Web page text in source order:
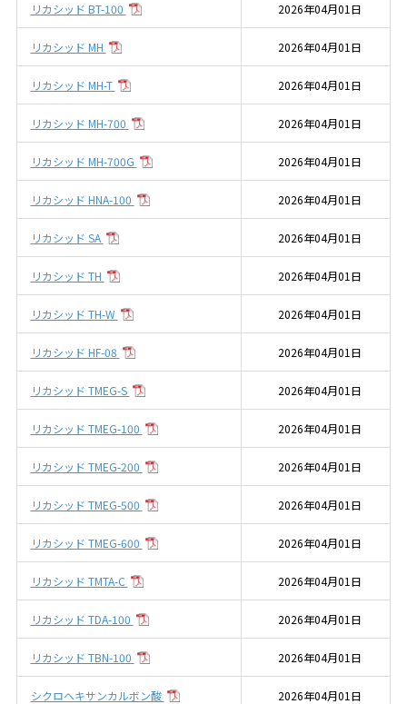
リカシッド BT-100 2026年04月01日
リカシッド MH 2026年04月01日
リカシッド MH-T 2026年04月01日
リカシッド MH-700 2026年04月01日
リカシッド MH-700G 2026年04月01日
リカシッド HNA-100 2026年04月01日
リカシッド SA 2026年04月01日
リカシッド TH 2026年04月01日
リカシッド TH-W 2026年04月01日
リカシッド HF-08 2026年04月01日
リカシッド TMEG-S 2026年04月01日
リカシッド TMEG-100 2026年04月01日
リカシッド TMEG-200 2026年04月01日
リカシッド TMEG-500 2026年04月01日
リカシッド TMEG-600 2026年04月01日
リカシッド TMTA-C 2026年04月01日
リカシッド TDA-100 2026年04月01日
リカシッド TBN-100 2026年04月01日
シクロヘキサンカルボン酸 2026年04月01日